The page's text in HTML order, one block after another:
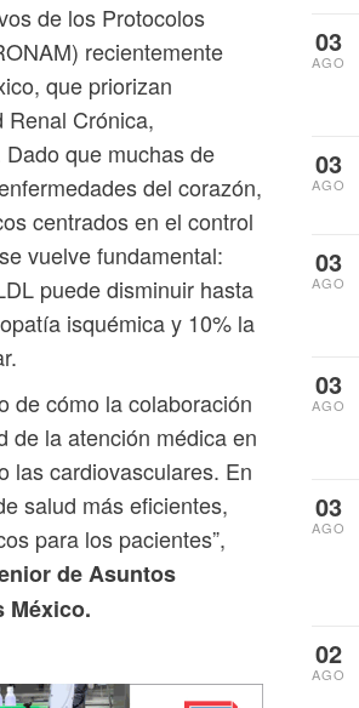
de los Protocolos
recientemente
que priorizan
Renal Crónica,
que muchas de
del corazón,
centrados en el control
vuelve fundamental:
puede disminuir hasta
isquémica y 10% la
de cómo la colaboración
de la atención médica en
las cardiovasculares. En
salud más eficientes,
para los pacientes”,
de Asuntos
México.
03
AGO
03
AGO
03
AGO
03
AGO
03
AGO
02
AGO